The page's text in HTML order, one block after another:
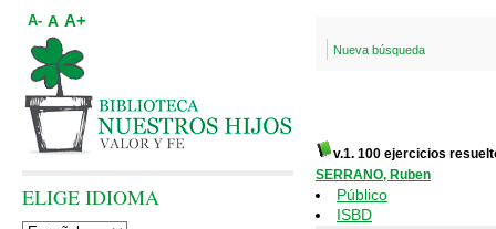
Nueva búsqueda
v.1. 100 ejercicios
SERRANO, Ruben
Público
ISBD
A- A A+
ELIGE IDIOMA